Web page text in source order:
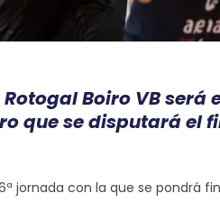
Boiro VB
que se disputará el
jornada con la que se